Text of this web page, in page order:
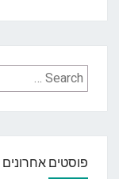
Search
for:
פוסטים אחרונים